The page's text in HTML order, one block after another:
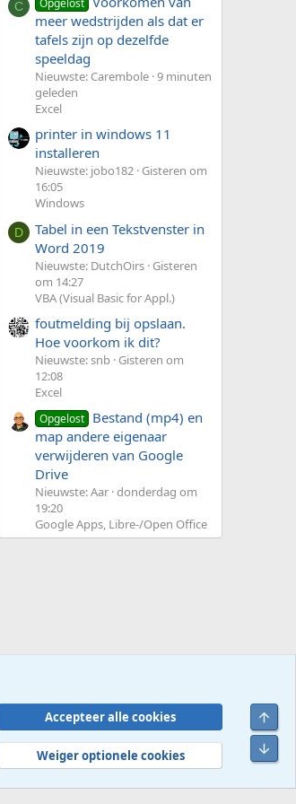
C Opgelost
meer wedstrijden als dat er
tafels zijn op dezelfde
speeldag
Nieuwste: Carembole 9 minuten
geleden
Excel
printer in windows 11
installeren
Nieuwste: jobo182 Gisteren om
16:05
Windows
D
Tabel in een Tekstvenster in
Word 2019
Nieuwste: DutchOirs Gisteren
om 14:27
VBA (Visual Basic for Appl.)
foutmelding bij opslaan.
Hoe voorkom ik dit?
Nieuwste: snb Gisteren om
12:08
Excel
Opgelost Bestand (mp4) en
map andere eigenaar
verwijderen van Google
Drive
Nieuwste: Aar donderdag om
19:20
Google Apps, Libre-/Open Office
en regels Privacybeleid Help
R
S
Accepteer alle cookies
Weiger optionele cookies